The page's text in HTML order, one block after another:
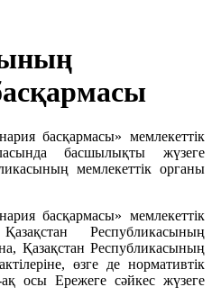
басқармасы» мемлекеттік
басшылықты жүзеге
мемлекеттік органы
басқармасы» мемлекеттік
Республикасының
Қазақстан Республикасының
өзге де нормативтік
осы Ережеге сәйкес жүзеге